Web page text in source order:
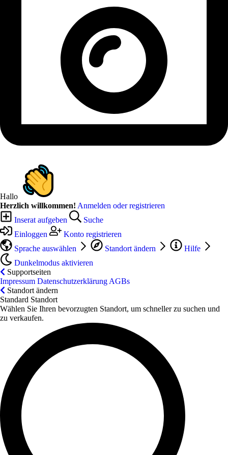
Hallo
Herzlich willkommen! Anmelden oder registrieren
Inserat aufgeben
Suche
Einloggen
Konto registrieren
Sprache auswählen
Standort ändern
Hilfe
Dunkelmodus aktivieren
Supportseiten
Impressum Datenschutzerklärung AGBs
Standort ändern
Standard Standort
Wählen Sie Ihren bevorzugten Standort, um schneller zu suchen und
zu verkaufen.